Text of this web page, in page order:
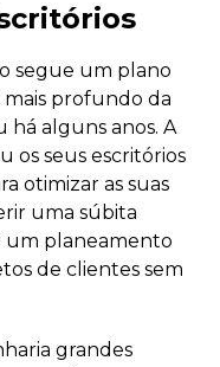
segue um plano
profundo da
alguns anos. A
os seus escritórios
otimizar as suas
uma súbita
um planeamento
de clientes sem
grandes